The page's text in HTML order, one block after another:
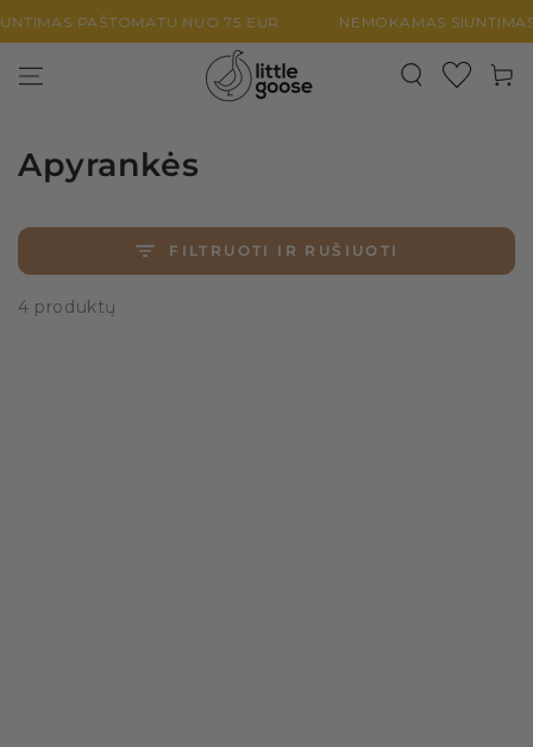
PEREITI PRIE
TURINIO
PAŠTOMATU NUO 75 EUR NEMOKAMAS SIUNTIMAS
Apyrankės
FILTRUOTI IR RUŠIUOTI
4 produktų